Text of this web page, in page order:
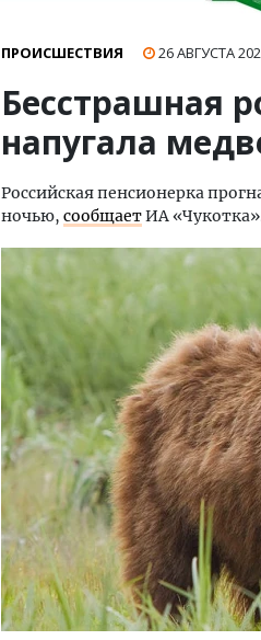
ПРОИСШЕСТВИЯ 26 АВГУСТА
Бесстрашная
напугала
Российская пенсионерка
ночью, сообщаетИА